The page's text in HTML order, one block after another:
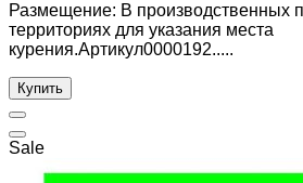
Размещение: В производственных
территориях для указания места
курения.Артикул0000192.....
Купить
Sale